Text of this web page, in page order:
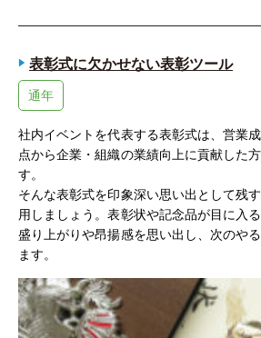
表彰式に欠かせない表彰ツール
通年
社内イベントを代表する表彰式は、営業
点から企業・組織の業績向上に貢献した
す。
そんな表彰式を印象深い思い出として残
用しましょう。表彰状や記念品が目に入
盛り上がりや昂揚感を思い出し、次のや
ます。